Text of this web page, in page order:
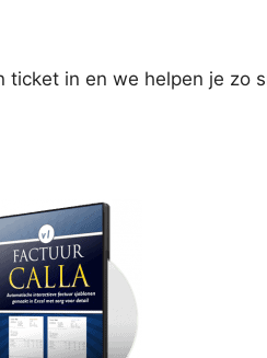
in en we helpen je zo